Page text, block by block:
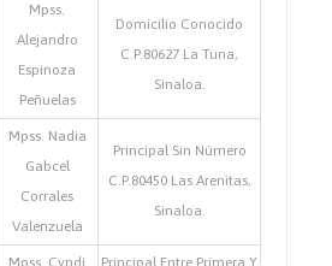
Mpss.
Alejandro
Espinoza
Peñuelas
Domicilio Conocido
C.P.80627 La Tuna,
Sinaloa.
Mpss. Nadia
Gabcel
Corrales
Valenzuela
Principal Sin Número
C.P.80450 Las Arenitas,
Sinaloa.
Mpss. Cyndi
Principal Entre Primera Y